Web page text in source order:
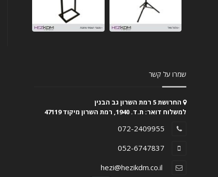
שמרו על קשר
החרושת 5 רמת השרון גב הבנין
למשלוח דואר: ת.ד. 1940, רמת השרון מיקוד 47119
072-2409955
052-6747837